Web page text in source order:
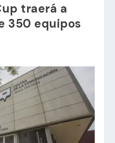
traerá a
350 equipos